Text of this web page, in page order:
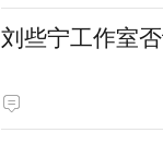
刘些宁工作室